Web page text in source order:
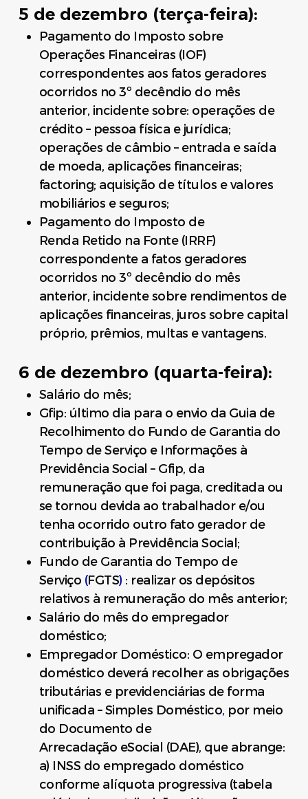
5 de dezembro (terça-feira):
Pagamento do Imposto sobre
Operações Financeiras (IOF)
correspondentes aos fatos geradores
ocorridos no 3º decêndio do mês
anterior, incidente sobre: operações de
crédito – pessoa física e jurídica;
operações de câmbio – entrada e saída
de moeda, aplicações financeiras;
factoring; aquisição de títulos e valores
mobiliários e seguros;
Pagamento do Imposto de
Renda Retido na Fonte (IRRF)
correspondente a fatos geradores
ocorridos no 3º decêndio do mês
anterior, incidente sobre rendimentos de
aplicações financeiras, juros sobre capital
próprio, prêmios, multas e vantagens.
6 de dezembro (quarta-feira):
Salário do mês;
Gfip: último dia para o envio da Guia de
Recolhimento do Fundo de Garantia do
Tempo de Serviço e Informações à
Previdência Social – Gfip, da
remuneração que foi paga, creditada ou
se tornou devida ao trabalhador e/ou
tenha ocorrido outro fato gerador de
contribuição à Previdência Social;
Fundo de Garantia do Tempo de
Serviço (FGTS) : realizar os depósitos
relativos à remuneração do mês anterior;
Salário do mês do empregador
doméstico;
Empregador Doméstico: O empregador
doméstico deverá recolher as obrigações
tributárias e previdenciárias de forma
unificada – Simples Doméstico, por meio
do Documento de
Arrecadação eSocial (DAE), que abrange:
a) INSS do empregado doméstico
conforme alíquota progressiva (tabela